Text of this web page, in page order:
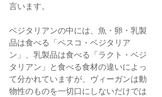
言います。
ベジタリアンの中には、魚・卵・乳製
品は食べる「ペスコ・ベジタリア
ン」、乳製品は食べる「ラクト・ベジ
タリアン」と食べる食材の違いによっ
て分かれていますが、ヴィーガンは動
物性のものを一切口にしないだけでは